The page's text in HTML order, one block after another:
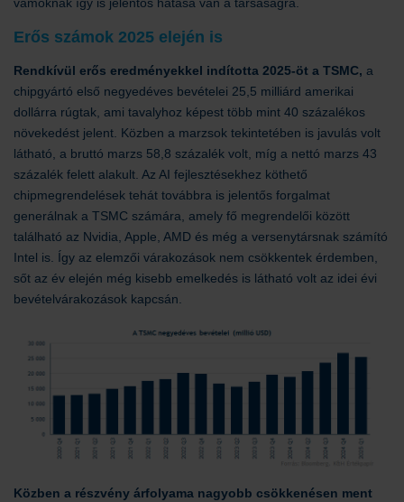
Erős számok 2025 elején is
Rendkívül erős eredményekkel indította 2025-öt a TSMC, a
chipgyártó első negyedéves bevételei 25,5 milliárd amerikai
dollárra rúgtak, ami tavalyhoz képest több mint 40 százalékos
növekedést jelent. Közben a marzsok tekintetében is javulás volt
látható, a bruttó marzs 58,8 százalék volt, míg a nettó marzs 43
százalék felett alakult. Az AI fejlesztésekhez köthető
chipmegrendelések tehát továbbra is jelentős forgalmat
generálnak a TSMC számára, amely fő megrendelői között
található az Nvidia, Apple, AMD és még a versenytársnak számító
Intel is. Így az elemzői várakozások nem csökkentek érdemben,
sőt az év elején még kisebb emelkedés is látható volt az idei évi
bevételvárakozások kapcsán.
Közben a részvény árfolyama nagyobb csökkenésen ment